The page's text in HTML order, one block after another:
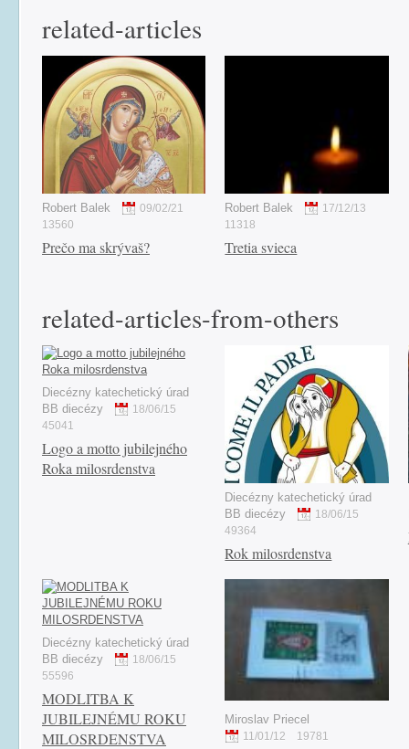
related-articles
Robert Balek
09/02/21
13560
Prečo ma skrývaš?
Robert Balek
17/12/13
11318
Tretia svieca
related-articles-from-others
Diecézny katechetický úrad
BB diecézy
18/06/15
45041
Logo a motto jubilejného
Roka milosrdenstva
Diecézny katechetický úrad
BB diecézy
18/06/15
49364
Rok milosrdenstva
Diecézny katechetický úrad
BB diecézy
18/06/15
55596
MODLITBA K
JUBILEJNÉMU ROKU
MILOSRDENSTVA
Miroslav Priecel
11/01/12 19781